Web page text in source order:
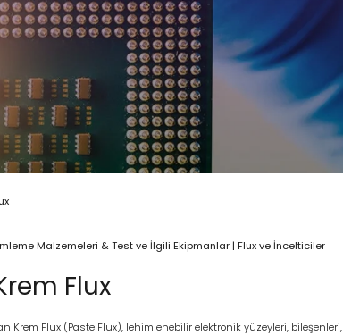
Malzemeleri & Test ve İlgili Ekipmanlar|Flux ve İncelticiler
Flux
Krem Flux (Paste Flux), lehimlenebilir elektronik yüzeyleri, bileşenleri,